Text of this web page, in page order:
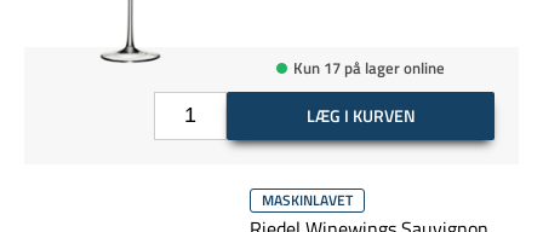
Kun 17 på lager online
LÆG I KURVEN
MASKINLAVET